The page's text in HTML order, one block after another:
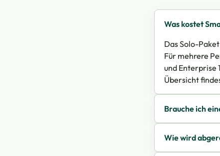
Was kostet
Das Solo-
Für mehrere
und Enterprise
Übersicht
Brauche ich
Wie wird